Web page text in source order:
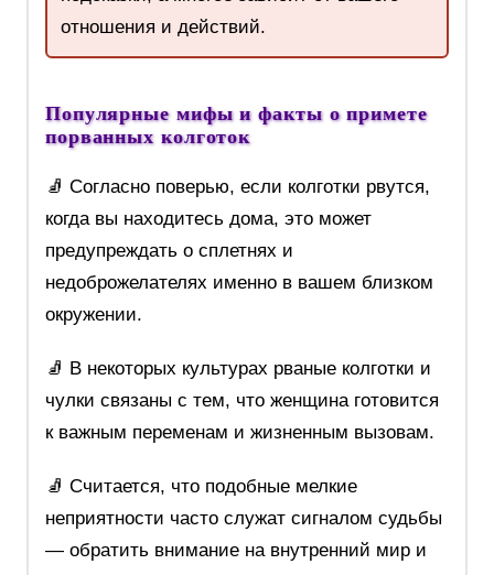
отношения и действий.
Популярные мифы и факты о примете
порванных колготок
🧦 Согласно поверью, если колготки рвутся,
когда вы находитесь дома, это может
предупреждать о сплетнях и
недоброжелателях именно в вашем близком
окружении.
🧦 В некоторых культурах рваные колготки и
чулки связаны с тем, что женщина готовится
к важным переменам и жизненным вызовам.
🧦 Считается, что подобные мелкие
неприятности часто служат сигналом судьбы
— обратить внимание на внутренний мир и